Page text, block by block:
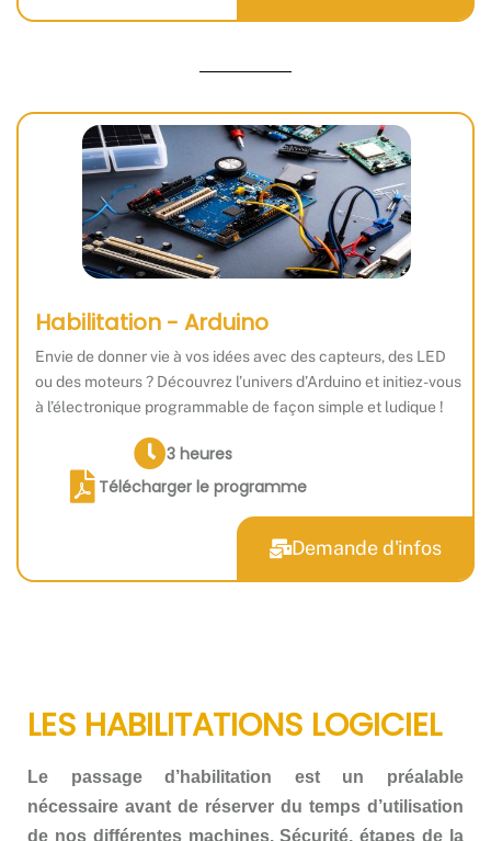
Habilitation - Arduino
Envie de donner vie à vos idées avec des capteurs, des LED
ou des moteurs ? Découvrez l’univers d’Arduino et initiez-vous
à l’électronique programmable de façon simple et ludique !
3 heures
Télécharger le programme
Demande d'infos
LES HABILITATIONS LOGICIEL
Le passage d’habilitation est un préalable
nécessaire avant de réserver du temps d’utilisation
de nos différentes machines.Sécurité, étapes de la